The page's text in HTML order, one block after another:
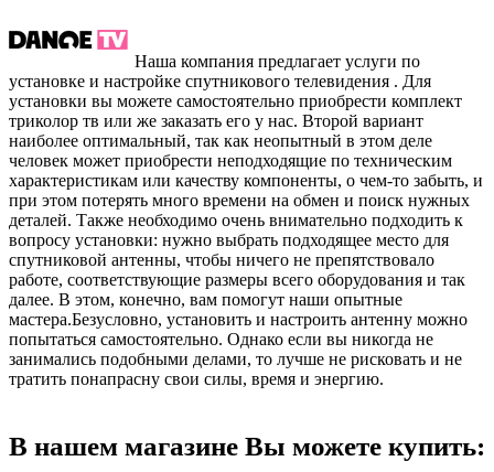
Наша компания предлагает услуги по
установке и настройке спутникового телевидения . Для
установки вы можете самостоятельно приобрести комплект
триколор тв или же заказать его у нас. Второй вариант
наиболее оптимальный, так как неопытный в этом деле
человек может приобрести неподходящие по техническим
характеристикам или качеству компоненты, о чем-то забыть, и
при этом потерять много времени на обмен и поиск нужных
деталей. Также необходимо очень внимательно подходить к
вопросу установки: нужно выбрать подходящее место для
спутниковой антенны, чтобы ничего не препятствовало
работе, соответствующие размеры всего оборудования и так
далее. В этом, конечно, вам помогут наши опытные
мастера.Безусловно, установить и настроить антенну можно
попытаться самостоятельно. Однако если вы никогда не
занимались подобными делами, то лучше не рисковать и не
тратить понапрасну свои силы, время и энергию.
В нашем магазине Вы можете купить: